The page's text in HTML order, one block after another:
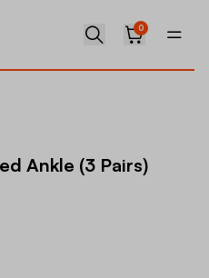
0
Ankle (3 Pairs)